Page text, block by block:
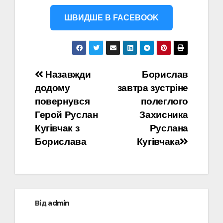
ШВИДШЕ В FACEBOOK
Навігація
записів
Борислав
завтра зустріне
полеглого
Захисника
Руслана
Кугівчака
Назавжди
додому
повернувся
Герой Руслан
Кугівчак з
Борислава
Відadmin